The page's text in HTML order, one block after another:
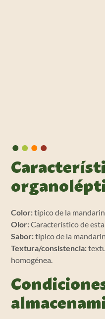
••••
Color:típico de la
Olor:Característico de
Sabor:típico de la
Textura/consistencia:
homogénea.